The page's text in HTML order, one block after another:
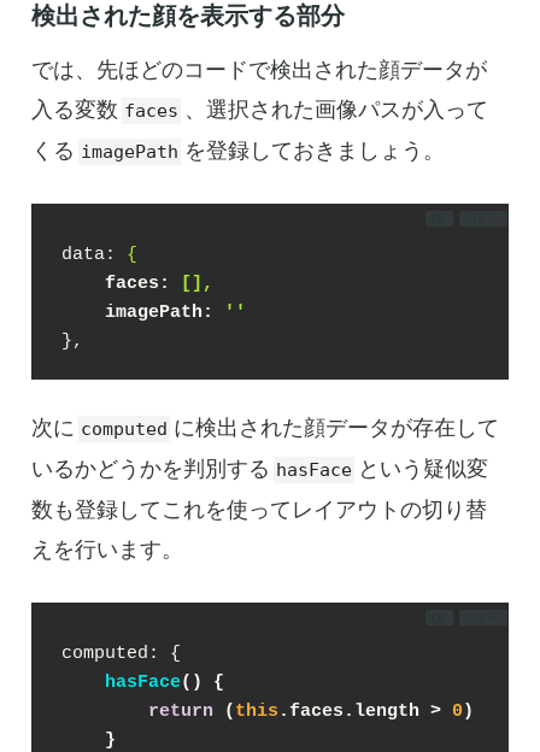
検出された顔を表示する部分
では、先ほどのコードで検出された顔データが
入る変数 faces 、選択された画像パスが入って
くる imagePath を登録しておきましょう。
data: {
faces :
[],
imagePath :
''
},
次に computed に検出された顔データが存在して
いるかどうかを判別する hasFace という疑似変
数も登録してこれを使ってレイアウトの切り替
えを行います。
computed: {
hasFace( )
{
return (this .faces.length > 0)
    }